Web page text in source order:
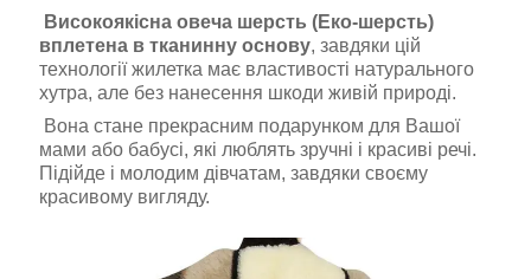
Високоякісна овеча шерсть (Еко-шерсть)
вплетена в тканинну основу, завдяки цій
технології жилетка має властивості натурального
хутра, але без нанесення шкоди живій природі.
Вона стане прекрасним подарунком для Вашої
мами або бабусі, які люблять зручні і красиві речі.
Підійде і молодим дівчатам, завдяки своєму
красивому вигляду.